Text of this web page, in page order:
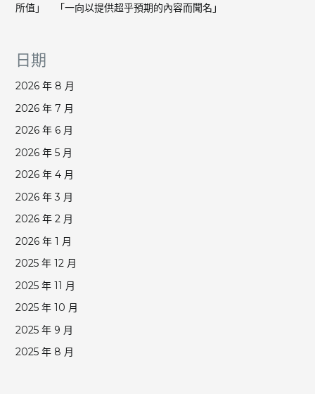
所值」 「一向以提供超乎預期的內容而聞名」
日期
2026 年 8 月
2026 年 7 月
2026 年 6 月
2026 年 5 月
2026 年 4 月
2026 年 3 月
2026 年 2 月
2026 年 1 月
2025 年 12 月
2025 年 11 月
2025 年 10 月
2025 年 9 月
2025 年 8 月